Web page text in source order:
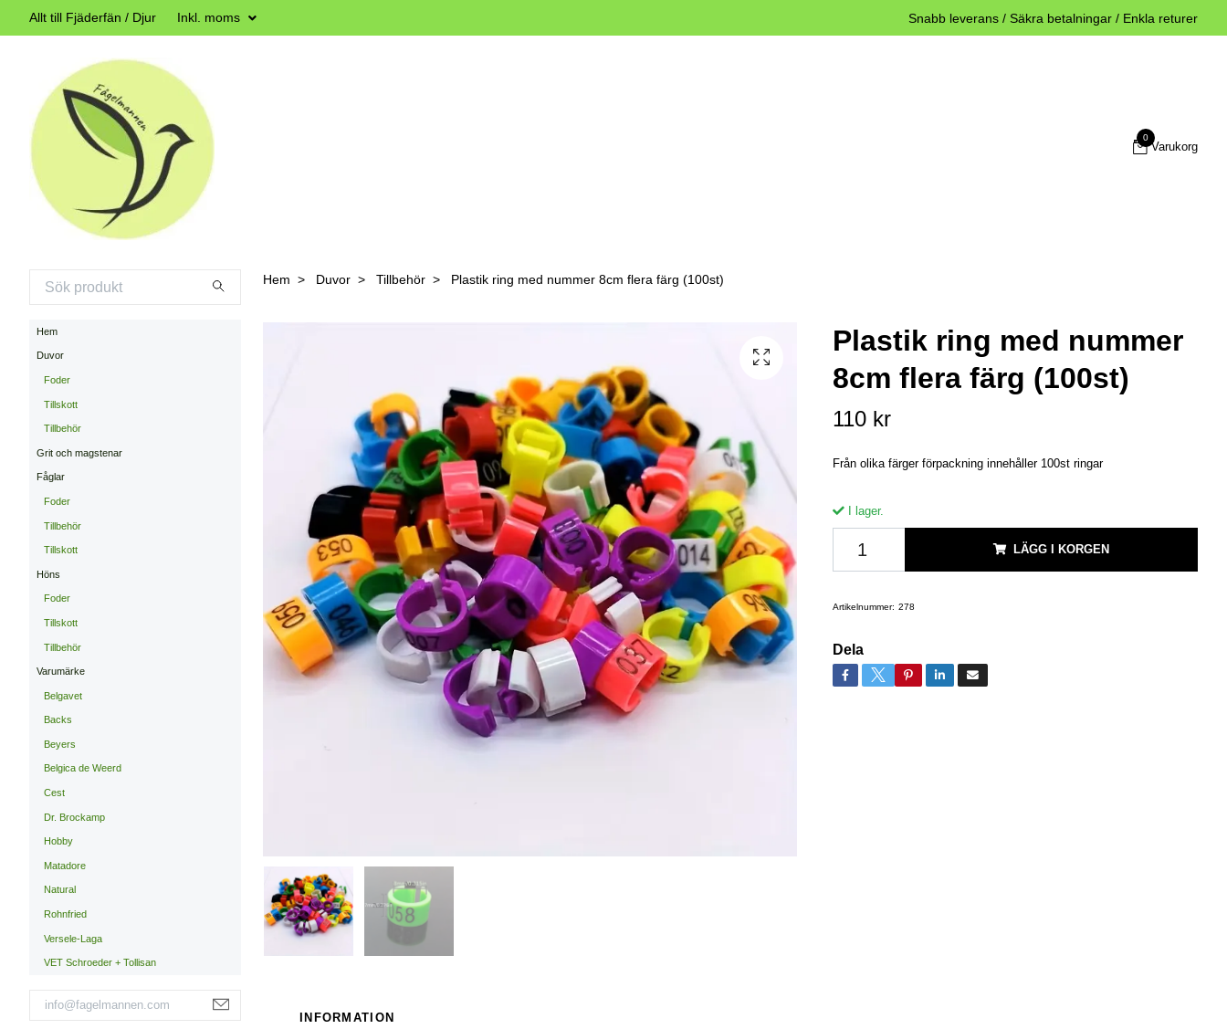
Allt till Fjäderfän / Djur Inkl. moms Snabb leverans / Säkra betalningar / Enkla returer
0
Varukorg
Hem
Duvor
Foder
Tillskott
Tillbehör
Grit och magstenar
Fåglar
Foder
Tillbehör
Tillskott
Höns
Foder
Tillskott
Tillbehör
Varumärke
Belgavet
Backs
Beyers
Belgica de Weerd
Cest
Dr. Brockamp
Hobby
Matadore
Natural
Rohnfried
Versele-Laga
VET Schroeder + Tollisan
Hem Duvor Tillbehör Plastik ring med nummer 8cm flera färg (100st)
Plastik ring med nummer
8cm flera färg (100st)
110 kr
Från olika färger förpackning innehåller 100st ringar
I lager.
LÄGG I KORGEN
Artikelnummer: 278
Dela
INFORMATION